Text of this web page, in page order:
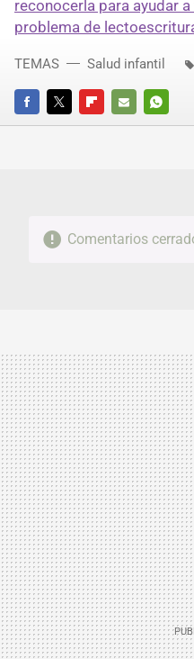
reconocerla para ayudar
problema de
FACEBOOKTWITTERFLIPBOARD
E-
TEMAS Salud infantil
Comentarios